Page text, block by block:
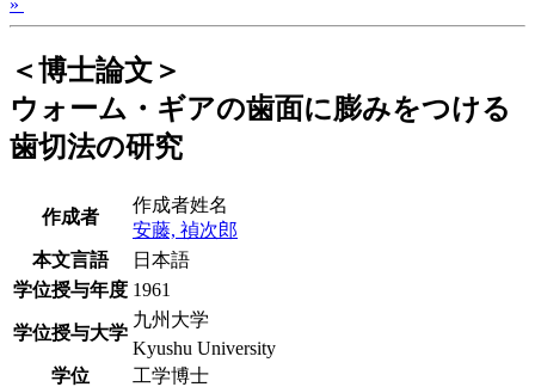
＜博士論文＞
ウォーム・ギアの歯面に膨みをつける
歯切法の研究
作成者
作成者姓名
安藤, 禎次郎
本文言語
日本語
学位授与年度 1961
学位授与大学
九州大学
Kyushu University
学位
工学博士